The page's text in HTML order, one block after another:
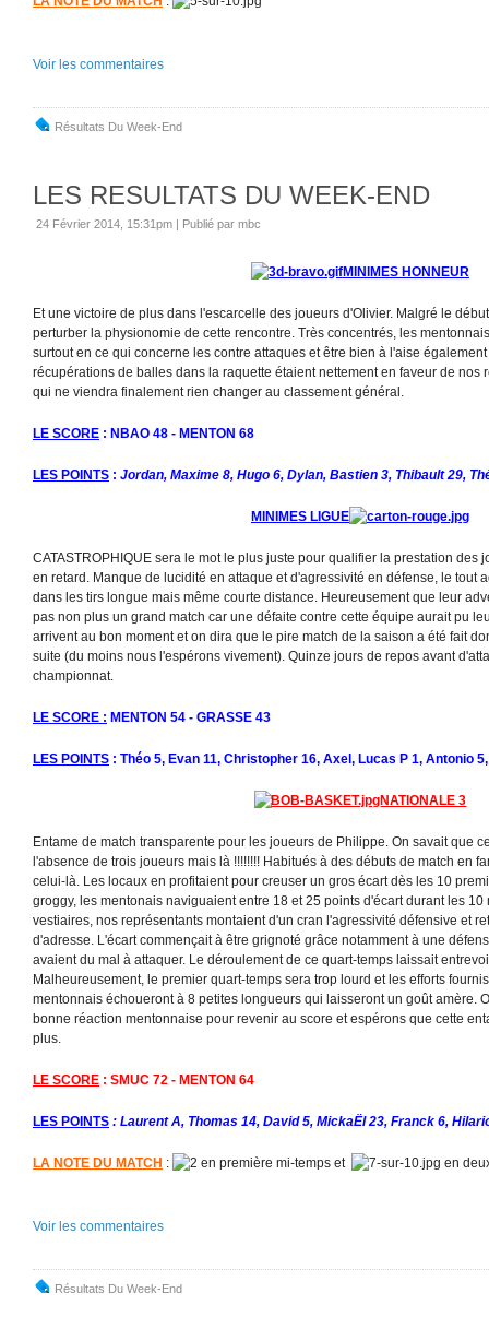
Voir les commentaires
Résultats Du Week-End
LES RESULTATS DU WEEK-END
24 Février 2014, 15:31pm | Publié par mbc
MINIMES HONNEUR
Et une victoire de plus dans l'escarcelle des joueurs d'Olivier. Malgré le
perturber la physionomie de cette rencontre. Très concentrés, les
surtout en ce qui concerne les contre attaques et être bien à l'aise
récupérations de balles dans la raquette étaient nettement en faveur de nos
qui ne viendra finalement rien changer au classement général.
LE SCORE : NBAO 48 - MENTON 68
LES POINTS : Jordan, Maxime 8, Hugo 6, Dylan, Bastien 3, Thibault 29,
MINIMES LIGUE
CATASTROPHIQUE sera le mot le plus juste pour qualifier la prestation des
en retard. Manque de lucidité en attaque et d'agressivité en défense, le tout
dans les tirs longue mais même courte distance. Heureusement que leur
pas non plus un grand match car une défaite contre cette équipe aurait pu
arrivent au bon moment et on dira que le pire match de la saison a été fait
suite (du moins nous l'espérons vivement). Quinze jours de repos avant
championnat.
LE SCORE : MENTON 54 - GRASSE 43
LES POINTS : Théo 5, Evan 11, Christopher 16, Axel, Lucas P 1, Antonio
NATIONALE 3
Entame de match transparente pour les joueurs de Philippe. On savait que
l'absence de trois joueurs mais là !!!!!!!! Habitués à des débuts de match en
celui-là. Les locaux en profitaient pour creuser un gros écart dès les 10
groggy, les mentonais naviguaient entre 18 et 25 points d'écart durant les 10
vestiaires, nos représentants montaient d'un cran l'agressivité défensive et
d'adresse. L'écart commençait à être grignoté grâce notamment à une
avaient du mal à attaquer. Le déroulement de ce quart-temps laissait
Malheureusement, le premier quart-temps sera trop lourd et les efforts
mentonnais échoueront à 8 petites longueurs qui laisseront un goût amère.
bonne réaction mentonnaise pour revenir au score et espérons que cette
plus.
LE SCORE : SMUC 72 - MENTON 64
LES POINTS : Laurent A, Thomas 14, David 5, MickaËl 23, Franck 6,
LA NOTE DU MATCH : en première mi-temps et en
Voir les commentaires
Résultats Du Week-End